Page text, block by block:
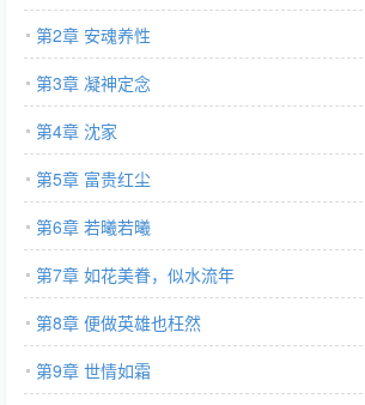
第2章 安魂养性
第3章 凝神定念
第4章 沈家
第5章 富贵红尘
第6章 若曦若曦
第7章 如花美眷，似水流年
第8章 便做英雄也枉然
第9章 世情如霜